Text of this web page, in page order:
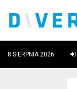
8 SIERPNIA 2026